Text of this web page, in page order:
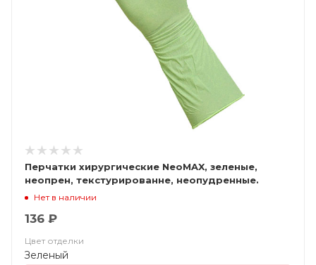
Перчатки хирургические NeoMAX, зеленые,
неопрен, текстурированне, неопудренные.
стерильные
Нет в наличии
136 ₽
Цвет отделки
Зеленый